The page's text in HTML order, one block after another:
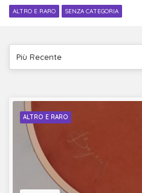
ALTRO E RARO SENZA CATEGORIA
Più Recente
ALTRO E RARO